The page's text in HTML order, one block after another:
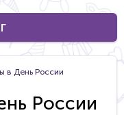
в День России
России